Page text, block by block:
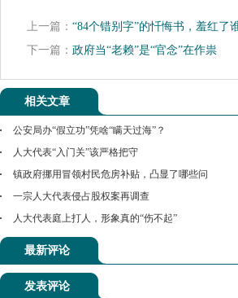
上一篇： “84个错别字”的忏悔书，羞红了
下一篇： 政府当“老赖”是“官念”在作祟
相关文章
公安局办“假立功”凭啥“瞒天过海”？
人大代表“入门关”该严格把守
镇政府挪用冒领村民危房补贴，凸显了哪些问
一宗人大代表侵占股权案再调查
人大代表庭上打人，形象真的“伤不起”
最新评论
发表评论